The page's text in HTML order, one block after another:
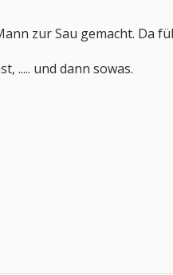
zur Sau gemacht. Da
..... und dann sowas.